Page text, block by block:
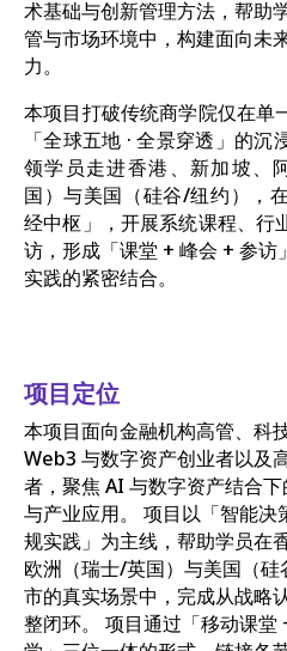
术基础与创新管理方法，帮助
管与市场环境中，构建面向未
力。
本项目打破传统商学院仅在单
「全球五地 · 全景穿透」的
领学员走进香港、新加坡、
国）与美国（硅谷/纽约），
经中枢」，开展系统课程、行
访，形成「课堂 + 峰会 + 参
实践的紧密结合。
项目定位
本项目面向金融机构高管、科
Web3 与数字资产创业者以及
者，聚焦 AI 与数字资产结合
与产业应用。 项目以「智能决
规实践」为主线，帮助学员在
欧洲（瑞士/英国）与美国（
市的真实场景中，完成从战略
整闭环。 项目通过「移动课堂